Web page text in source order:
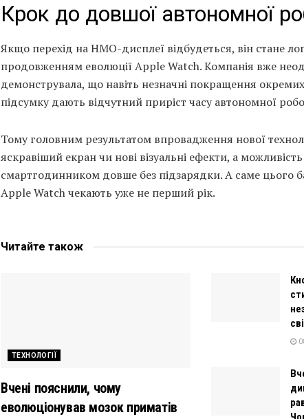
Крок до довшої автономної
Якщо перехід на HMO-дисплеї відбудеться, він стане
продовженням еволюції Apple Watch. Компанія вже
демонструвала, що навіть незначні покращення
підсумку дають відчутний приріст часу автономної
Тому головним результатом впровадження нової
яскравіший екран чи нові візуальні ефекти, а
смартгодинником довше без підзарядки. А саме цього
Apple Watch чекають уже не перший рік.
Читайте також
ТЕХНОЛОГІЇ
Вчені пояснили, чому
еволюціонував мозок приматів